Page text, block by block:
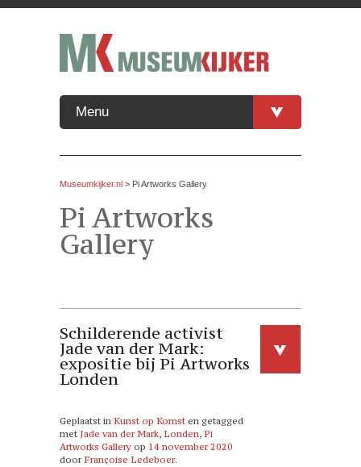
Menu
Museumkijker.nl > Pi Artworks Gallery
Pi Artworks
Gallery
Schilderende activist
Jade van der Mark:
expositie bij Pi Artworks
Londen
Geplaatst in Kunst op Komst en getagged
met Jade van der Mark, Londen, Pi
Artworks Gallery op 14 november 2020
door Françoise Ledeboer.